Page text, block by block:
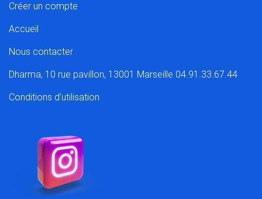
Créer un compte
Accueil
Nous contacter
Dharma, 10 rue pavillon, 13001 Marseille 04.91.33.67.44
Conditions d’utilisation